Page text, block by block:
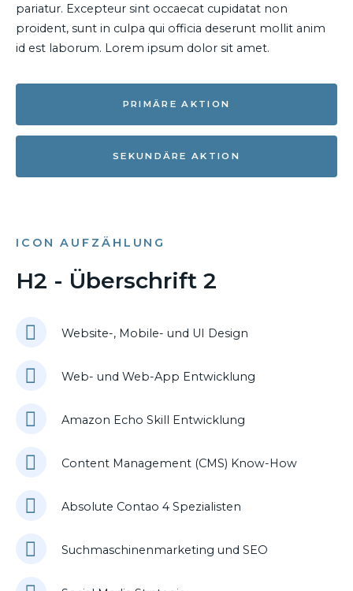
pariatur. Excepteur sint occaecat cupidatat non
proident, sunt in culpa qui officia deserunt mollit anim
id est laborum. Lorem ipsum dolor sit amet.
PRIMÄRE AKTION
SEKUNDÄRE AKTION
ICON AUFZÄHLUNG
H2 - Überschrift 2
Website-, Mobile- und UI Design
Web- und Web-App Entwicklung
Amazon Echo Skill Entwicklung
Content Management (CMS) Know-How
Absolute Contao 4 Spezialisten
Suchmaschinenmarketing und SEO